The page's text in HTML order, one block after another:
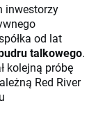
inwestorzy
od lat
talkowego.
kolejną próbę
Red River